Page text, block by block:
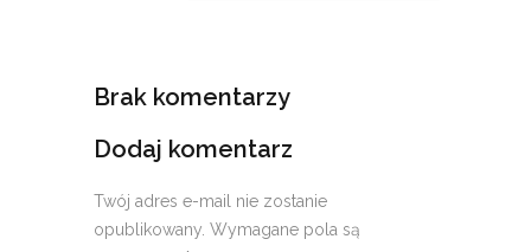
Brak komentarzy
Dodaj komentarz
Twój adres e-mail nie zostanie
opublikowany. Wymagane pola są